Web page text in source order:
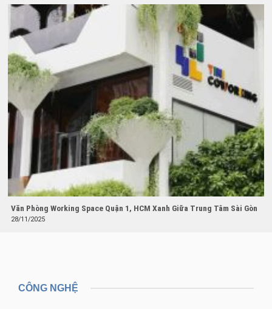
Văn Phòng Working Space Quận 1, HCM Xanh Giữa Trung Tâm Sài Gòn
28/11/2025
CÔNG NGHỆ